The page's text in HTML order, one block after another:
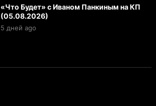
«Что Будет» с Иваном Панкиным на КП
(05.08.2026)
5 дней ago